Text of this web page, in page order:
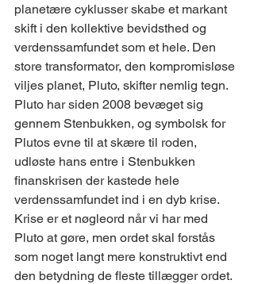
planetære cyklusser skabe et markant
skift i den kollektive bevidsthed og
verdenssamfundet som et hele. Den
store transformator, den kompromisløse
viljes planet, Pluto, skifter nemlig tegn.
Pluto har siden 2008 bevæget sig
gennem Stenbukken, og symbolsk for
Plutos evne til at skære til roden,
udløste hans entre i Stenbukken
finanskrisen der kastede hele
verdenssamfundet ind i en dyb krise.
Krise er et nøgleord når vi har med
Pluto at gøre, men ordet skal forstås
som noget langt mere konstruktivt end
den betydning de fleste tillægger ordet.